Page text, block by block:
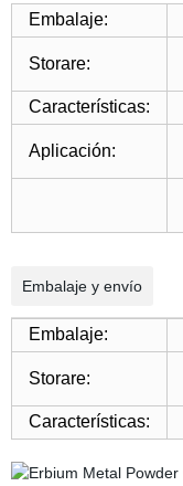
Embalaje:
Storare:
Características:
Aplicación:
Embalaje y envío
Embalaje:
Storare:
Características: